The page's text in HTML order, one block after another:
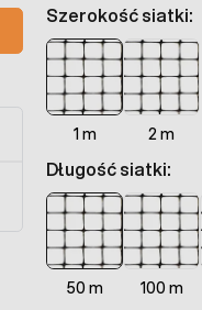
Szerokość siatki:
1 m 2 m
Długość siatki:
50 m 100 m